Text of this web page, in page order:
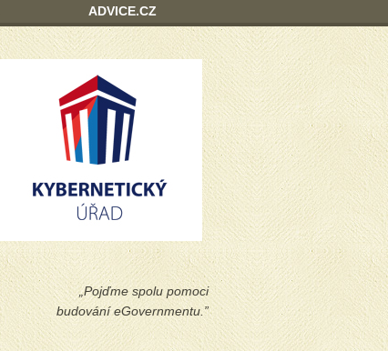
„Pojďme spolu pomoci
budování eGovernmentu.”
ADVICE.CZ